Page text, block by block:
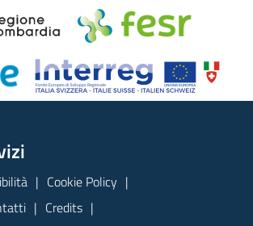
Cookie Policy
Credits